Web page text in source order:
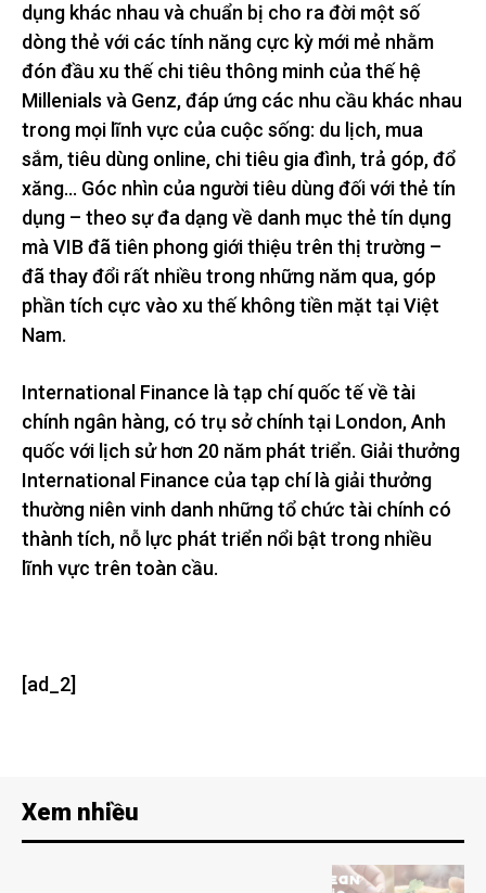
dụng khác nhau và chuẩn bị cho ra đời một số
dòng thẻ với các tính năng cực kỳ mới mẻ nhằm
đón đầu xu thế chi tiêu thông minh của thế hệ
Millenials và Genz, đáp ứng các nhu cầu khác nhau
trong mọi lĩnh vực của cuộc sống: du lịch, mua
sắm, tiêu dùng online, chi tiêu gia đình, trả góp, đổ
xăng… Góc nhìn của người tiêu dùng đối với thẻ tín
dụng – theo sự đa dạng về danh mục thẻ tín dụng
mà VIB đã tiên phong giới thiệu trên thị trường –
đã thay đổi rất nhiều trong những năm qua, góp
phần tích cực vào xu thế không tiền mặt tại Việt
Nam.
International Finance là tạp chí quốc tế về tài
chính ngân hàng, có trụ sở chính tại London, Anh
quốc với lịch sử hơn 20 năm phát triển. Giải thưởng
International Finance của tạp chí là giải thưởng
thường niên vinh danh những tổ chức tài chính có
thành tích, nỗ lực phát triển nổi bật trong nhiều
lĩnh vực trên toàn cầu.
[ad_2]
Xem nhiều